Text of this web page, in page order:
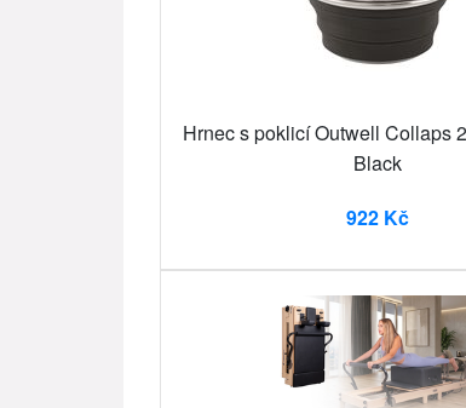
Hrnec s poklicí Outwell Collaps
Black
922 Kč